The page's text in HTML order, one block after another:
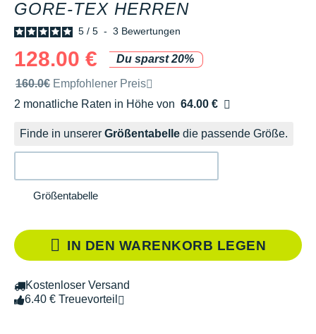
GORE-TEX HERREN
5 / 5 - 3 Bewertungen
128.00 €
Du sparst 20%
Unverbindliche Preisempfehlung der Marke
160.0€ Empfohlener Preis
2 monatliche Raten in Höhe von 64.00 €
Ohne Zusatzkosten
Finde in unserer Größentabelle die passende Größe.
Größentabelle
IN DEN WARENKORB LEGEN
Kostenloser Versand
6.40 € Treuevorteil